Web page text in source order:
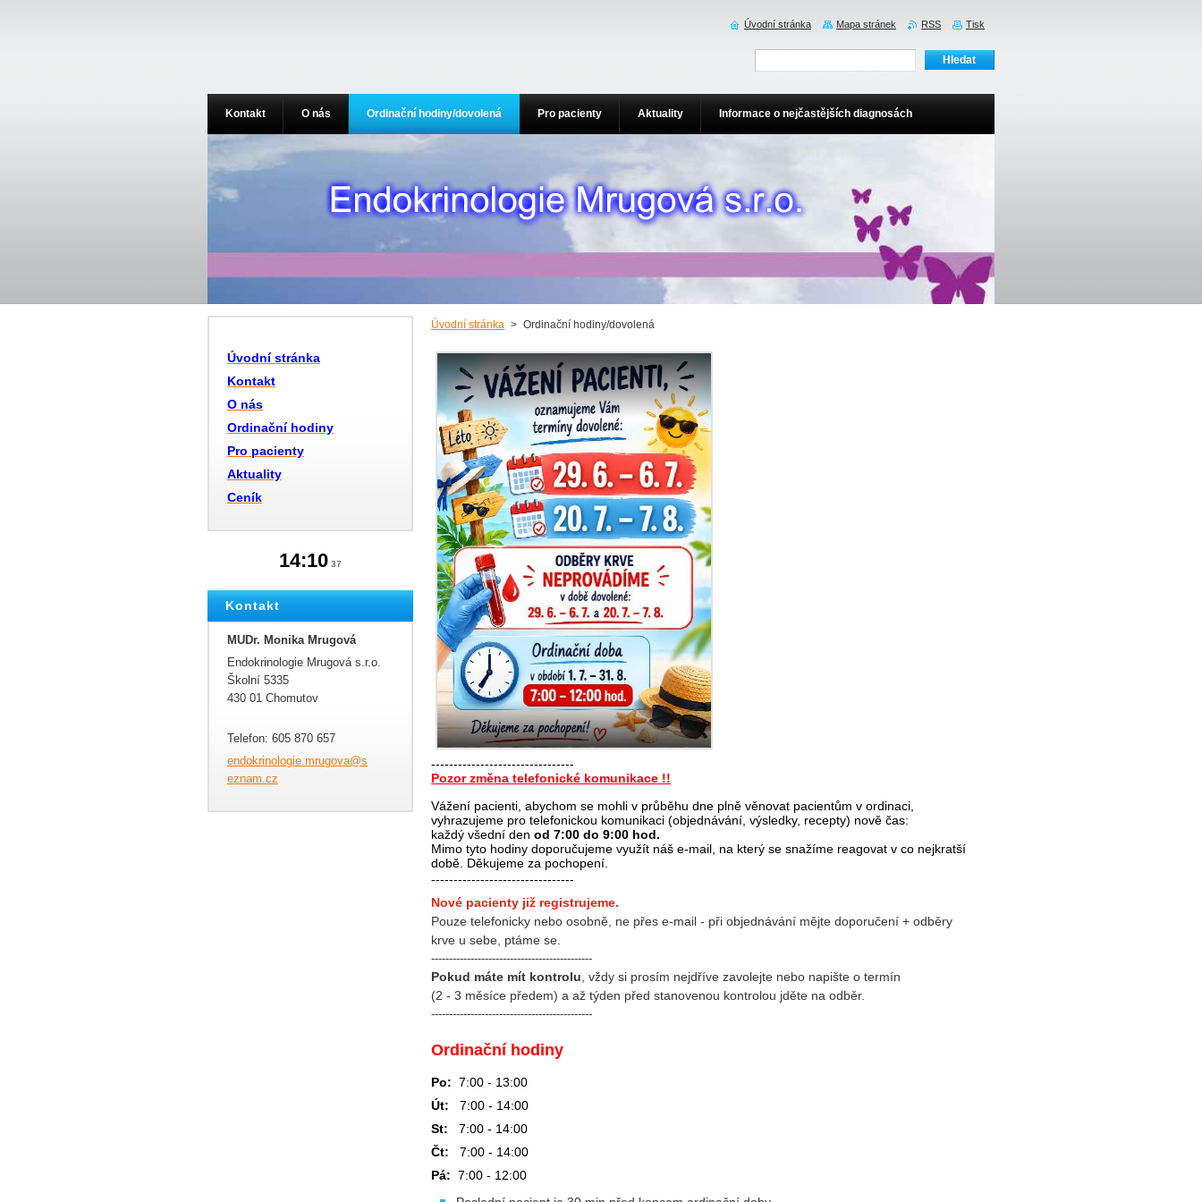
Úvodní stránka > Ordinační hodiny/dovolená
--------------------------------
Pozor změna telefonické komunikace !!
Vážení pacienti, abychom se mohli v průběhu dne plně věnovat pacientům v ordinaci,
vyhrazujeme pro telefonickou komunikaci (objednávání, výsledky, recepty) nově čas:
každý všední den od 7:00 do 9:00 hod.
Mimo tyto hodiny doporučujeme využít náš e-mail, na který se snažíme reagovat v co nejkratší
době. Děkujeme za pochopení.
--------------------------------
Nové pacienty již registrujeme.
Pouze telefonicky nebo osobně, ne přes e-mail - při objednávání mějte doporučení + odběry
krve u sebe, ptáme se.
---------------------------------------------
Pokud máte mít kontrolu , vždy si prosím nejdříve zavolejte nebo napište o termín
(2 - 3 měsíce předem) a až týden před stanovenou kontrolou jděte na odběr.
---------------------------------------------
Ordinační hodiny
Po: 7:00 - 13:00
Út: 7:00 - 14:00
St: 7:00 - 14:00
Čt: 7:00 - 14:00
Pá: 7:00 - 12:00
Úvodní stránka
Kontakt
O nás
Ordinační hodiny
Pro pacienty
Aktuality
Ceník
14:10 37
Kontakt
MUDr. Monika Mrugová
Endokrinologie Mrugová s.r.o.
Školní 5335
430 01 Chomutov
Telefon: 605 870 657
endokrinologie.mrugova@s
eznam.cz
Kontakt O nás Ordinační hodiny/dovolená Pro pacienty Aktuality Informace o nejčastějších diagnosách
Úvodní stránka Mapa stránek RSS Tisk